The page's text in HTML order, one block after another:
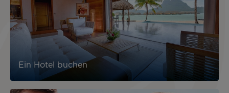
Ein Hotel buchen